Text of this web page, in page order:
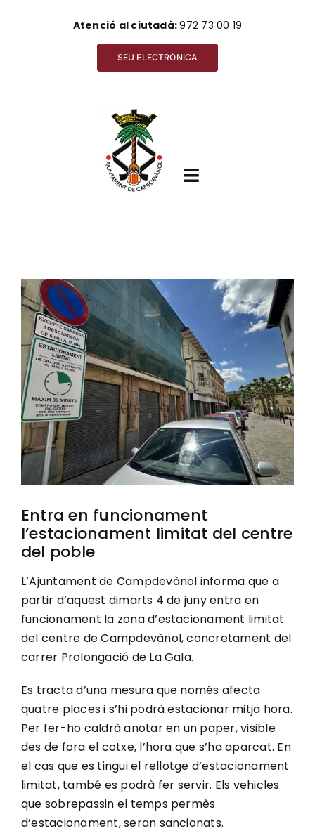
Atenció al ciutadà:972 73 00 19
SEU ELECTRÒNICA
Toggle
Ajuntament
Ciutadania
Actualitat
Municipi
Cerca
…
View
Larger
Image
Entra en funcionament
l’estacionament limitat del centre
del poble
L’Ajuntament de Campdevànol informa que a
partir d’aquest dimarts 4 de juny entra en
funcionament la zona d’estacionament limitat
del centre de Campdevànol, concretament del
carrer Prolongació de La Gala.
Es tracta d’una mesura que només afecta
quatre places i s’hi podrà estacionar mitja hora.
Per fer-ho caldrà anotar en un paper, visible
des de fora el cotxe, l’hora que s’ha aparcat. En
el cas que es tingui el rellotge d’estacionament
limitat, també es podrà fer servir. Els vehicles
que sobrepassin el temps permès
d’estacionament, seran sancionats.